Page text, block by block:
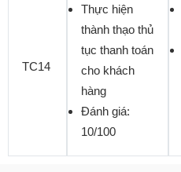
TC14
Thực hiện
thành thạo thủ
tục thanh toán
cho khách
hàng
Đánh giá:
10/100